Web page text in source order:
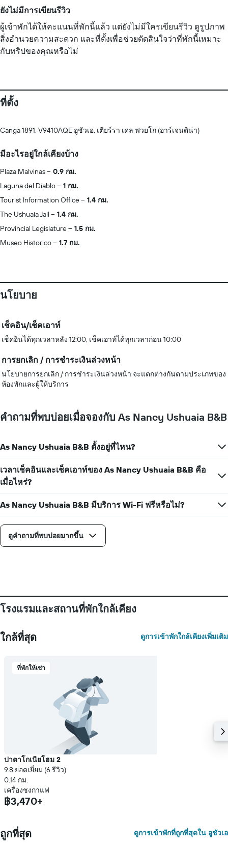
ยังไม่มีการเขียนรีวิว
ผู้เข้าพักได้ให้คะแนนที่พักนี้แล้ว แต่ยังไม่มีใครเขียนรีวิว ดูรูปภาพ
สิ่งอำนวยความสะดวก และที่ตั้งเพื่อช่วยตัดสินใจว่าที่พักนี้เหมาะ
กับทริปของคุณหรือไม่
ที่ตั้ง
Canga 1891, V9410AQE อูชัวเอ, เตียร์รา เดล ฟวยโก (อาร์เจนติน่า)
มีอะไรอยู่ใกล้เคียงบ้าง
Plaza Malvinas
0.9 กม.
Laguna del Diablo
1 กม.
Tourist Information Office
1.4 กม.
The Ushuaia Jail
1.4 กม.
Provincial Legislature
1.5 กม.
Museo Historico
1.7 กม.
นโยบาย
เช็คอิน/เช็คเอาท์
เช็คอินได้ทุกเวลาหลัง 12:00, เช็คเอาท์ได้ทุกเวลาก่อน 10:00
การยกเลิก / การชำระเงินล่วงหน้า
นโยบายการยกเลิก / การชำระเงินล่วงหน้า จะแตกต่างกันตามประเภทของ
ห้องพักและผู้ให้บริการ
คำถามที่พบบ่อยเมื่อจองกับ As Nancy Ushuaia B&B
As Nancy Ushuaia B&B ตั้งอยู่ที่ไหน?
เวลาเช็คอินและเช็คเอาท์ของ As Nancy Ushuaia B&B คือ
เมื่อไหร่?
As Nancy Ushuaia B&B มีบริการ Wi-Fi ฟรีหรือไม่?
ดูคำถามที่พบบ่อยมากขึ้น
โรงแรมและสถานที่พักใกล้เคียง
ใกล้ที่สุด ดูการเข้าพักใกล้เคียงเพิ่มเติม
ที่พักให้เช่า
ปาตาโกเนียโฮม 2
9.8 ยอดเยี่ยม (6 รีวิว)
0.14 กม.
เครื่องชงกาแฟ
฿3,470+
ถูกที่สุด ดูการเข้าพักที่ถูกที่สุดใน อูชัวเอ